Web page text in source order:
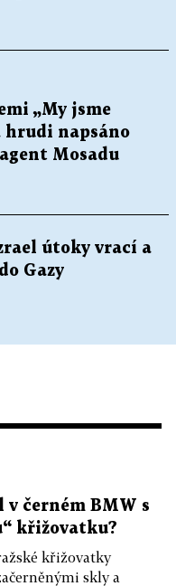
„My jsme
hrudi napsáno
Mosadu
útoky vrací a
Gazy
v černém BMW s
křižovatku?
křižovatky
skly a